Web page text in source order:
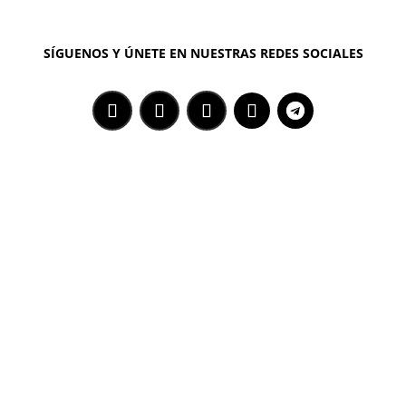
SÍGUENOS Y ÚNETE EN NUESTRAS REDES SOCIALES